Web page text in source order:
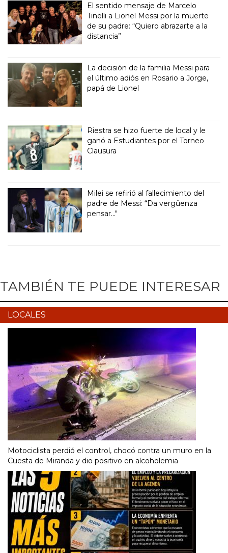
El sentido mensaje de Marcelo
Tinelli a Lionel Messi por la muerte
de su padre: “Quiero abrazarte a la
distancia”
La decisión de la familia Messi para
el último adiós en Rosario a Jorge,
papá de Lionel
Riestra se hizo fuerte de local y le
ganó a Estudiantes por el Torneo
Clausura
Milei se refirió al fallecimiento del
padre de Messi: “Da vergüenza
pensar..."
TAMBIÉN TE PUEDE INTERESAR
LOCALES
Motociclista perdió el control, chocó contra un muro en la
Cuesta de Miranda y dio positivo en alcoholemia